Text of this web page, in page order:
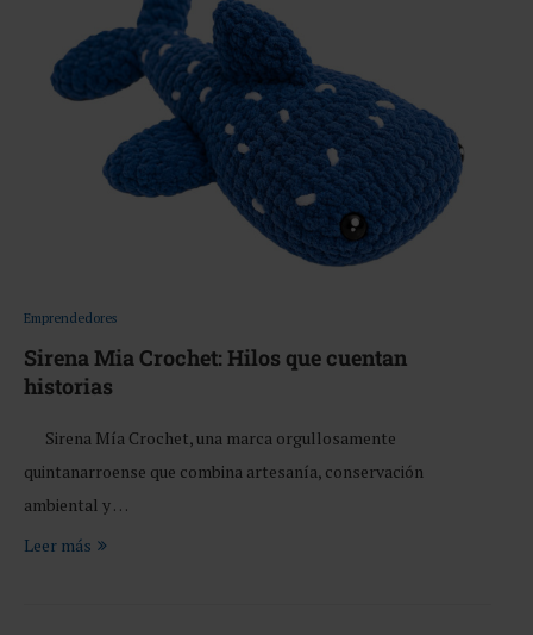
Emprendedores
Sirena Mia Crochet: Hilos que cuentan
historias
Sirena Mía Crochet, una marca orgullosamente
quintanarroense que combina artesanía, conservación
ambiental y …
Leer más